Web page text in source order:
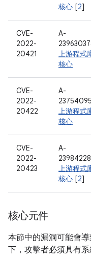
核心 [2]
CVE-
2022-
20421
A-
上游程式
核心
CVE-
2022-
20422
A-
上游程式
核心
CVE-
2022-
20423
A-
上游程式
核心 [2]
核心元件
本節中的漏洞可能會
下，攻擊者必須具有系